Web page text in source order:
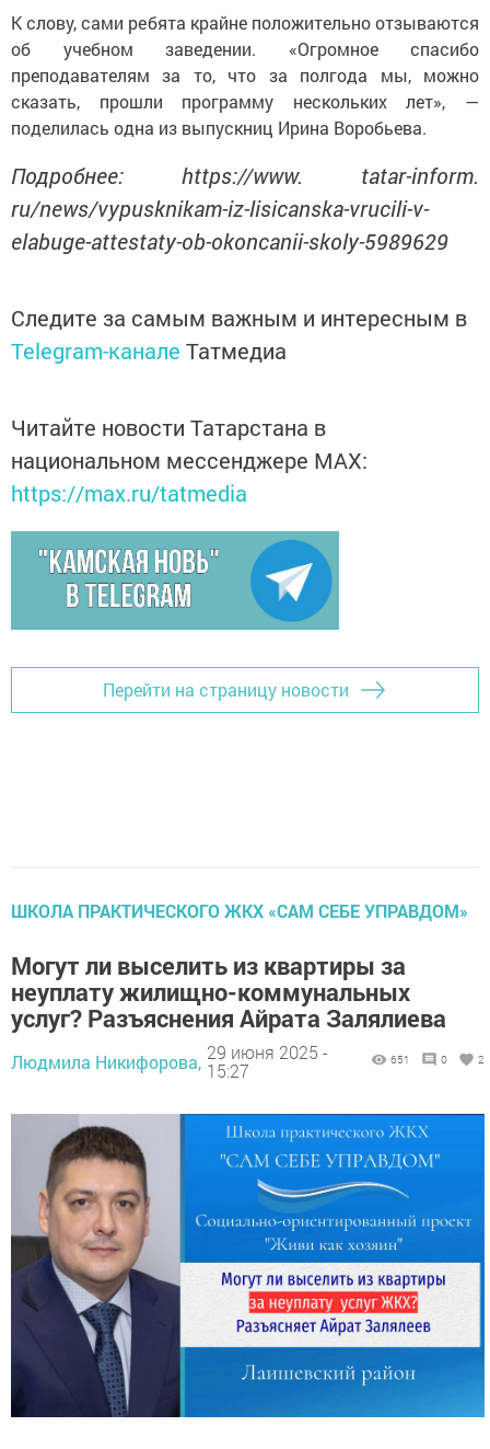
К слову, сами ребята крайне положительно отзываются
об учебном заведении. «Огромное спасибо
преподавателям за то, что за полгода мы, можно
сказать, прошли программу нескольких лет», —
поделилась одна из выпускниц Ирина Воробьева.
Подробнее: https://www. tatar-inform.
ru/news/vypusknikam-iz-lisicanska-vrucili-v-
elabuge-attestaty-ob-okoncanii-skoly-5989629
Следите за самым важным и интересным в
Telegram-канале Татмедиа
Читайте новости Татарстана в
национальном мессенджере MАХ:
https://max.ru/tatmedia
Перейти на страницу новости
ШКОЛА ПРАКТИЧЕСКОГО ЖКХ «САМ СЕБЕ УПРАВДОМ»
Могут ли выселить из квартиры за
неуплату жилищно-коммунальных
услуг? Разъяснения Айрата Залялиева
Людмила Никифорова, 29 июня 2025 -
15:27
651 0 2